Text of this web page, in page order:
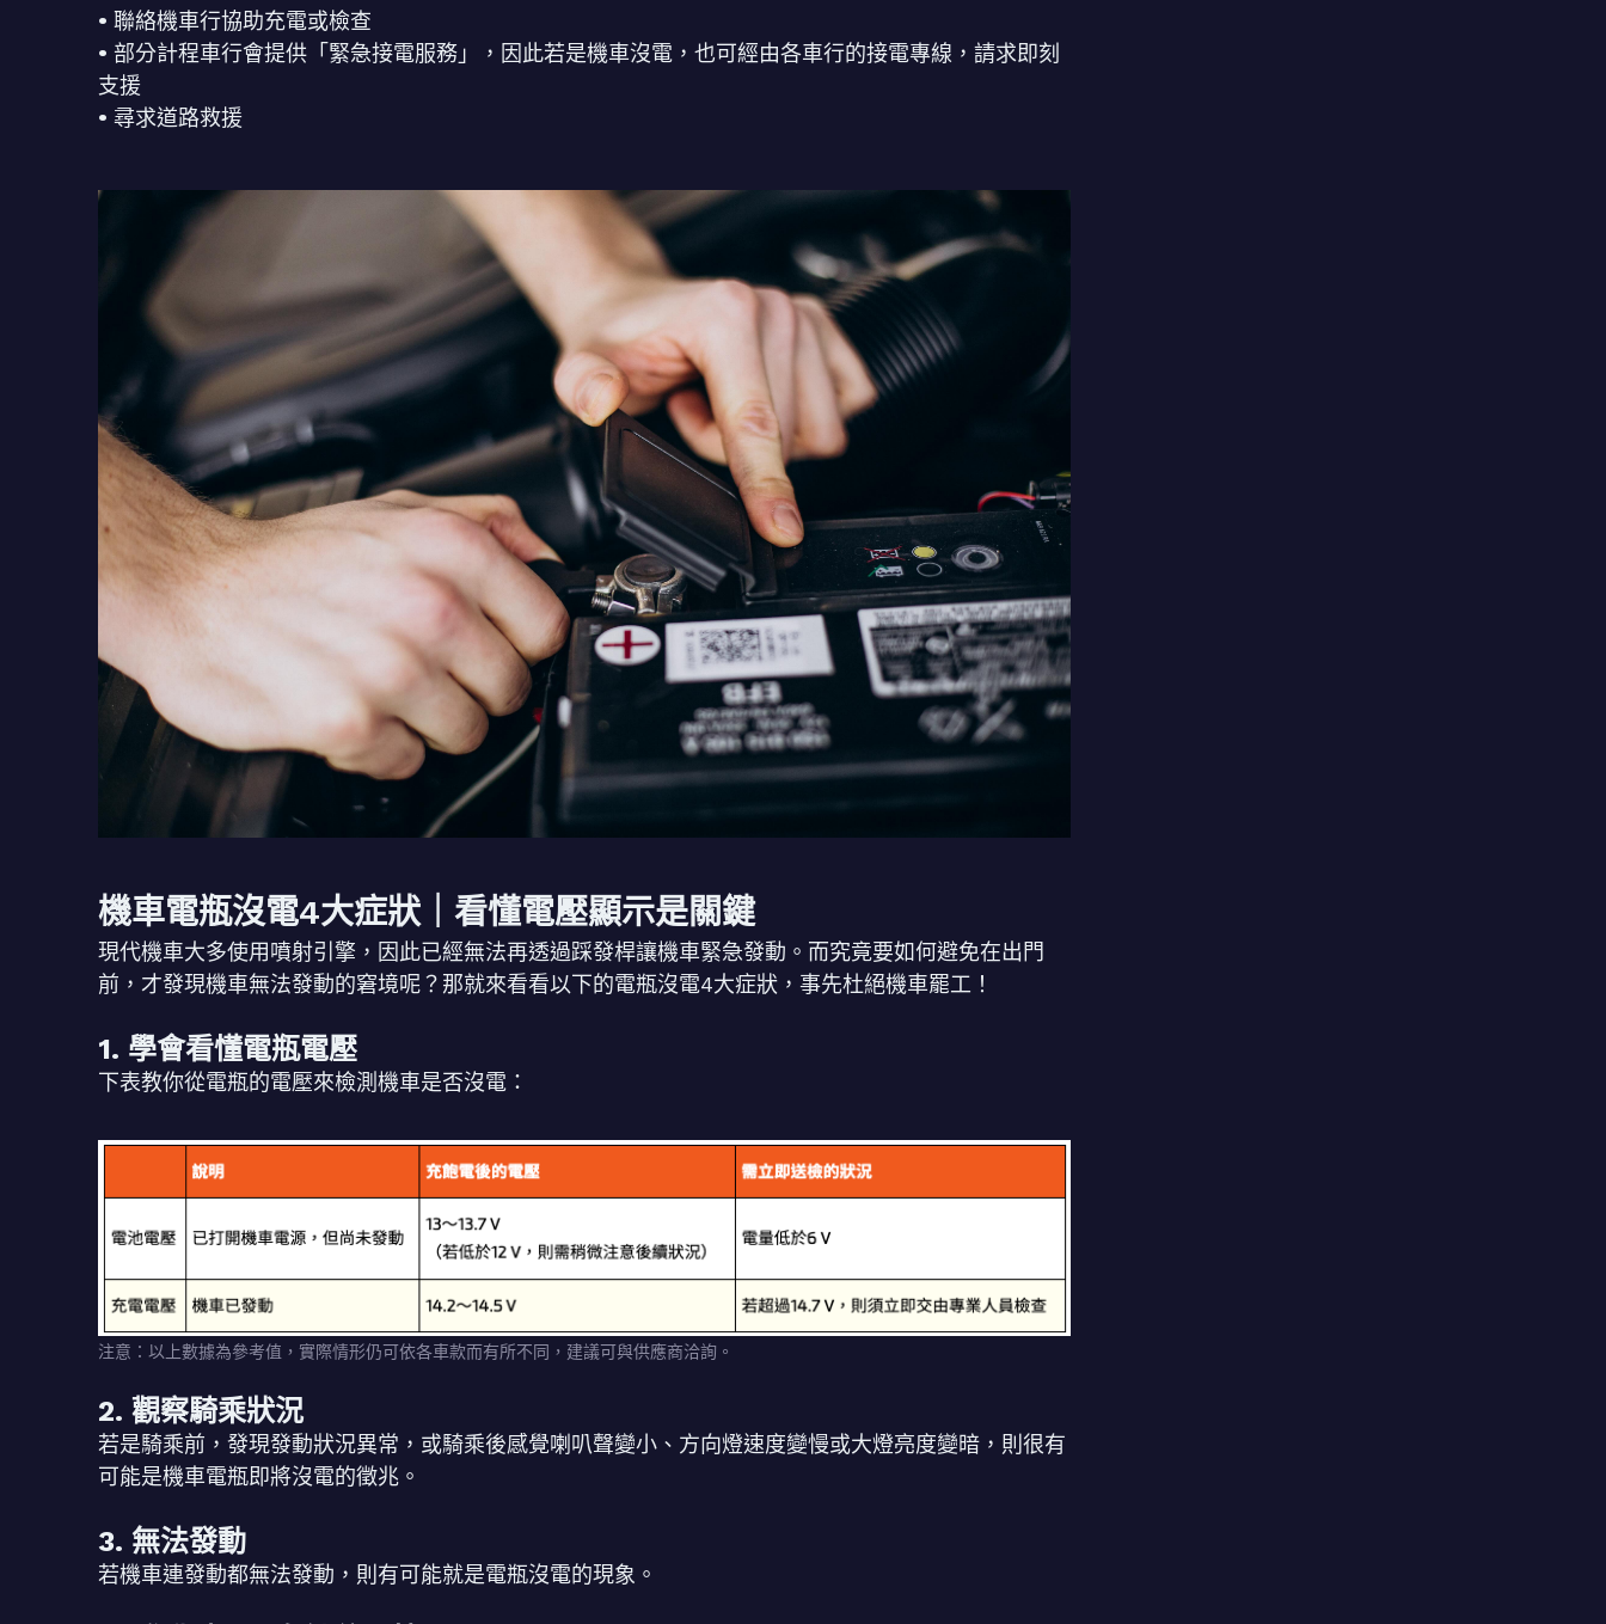
• 聯絡機車行協助充電或檢查
• 部分計程車行會提供「緊急接電服務」，因此若是機車沒電，也可經由各車行的接電專線，請求即刻
支援
• 尋求道路救援
機車電瓶沒電4大症狀｜看懂電壓顯示是關鍵
現代機車大多使用噴射引擎，因此已經無法再透過踩發桿讓機車緊急發動。而究竟要如何避免在出門
前，才發現機車無法發動的窘境呢？那就來看看以下的電瓶沒電4大症狀，事先杜絕機車罷工！
1. 學會看懂電瓶電壓
下表教你從電瓶的電壓來檢測機車是否沒電：
注意：以上數據為參考值，實際情形仍可依各車款而有所不同，建議可與供應商洽詢。
2. 觀察騎乘狀況
若是騎乘前，發現發動狀況異常，或騎乘後感覺喇叭聲變小、方向燈速度變慢或大燈亮度變暗，則很有
可能是機車電瓶即將沒電的徵兆。
3. 無法發動
若機車連發動都無法發動，則有可能就是電瓶沒電的現象。